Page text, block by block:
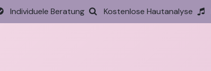
Individuele Beratung Kostenlose Hautanalyse